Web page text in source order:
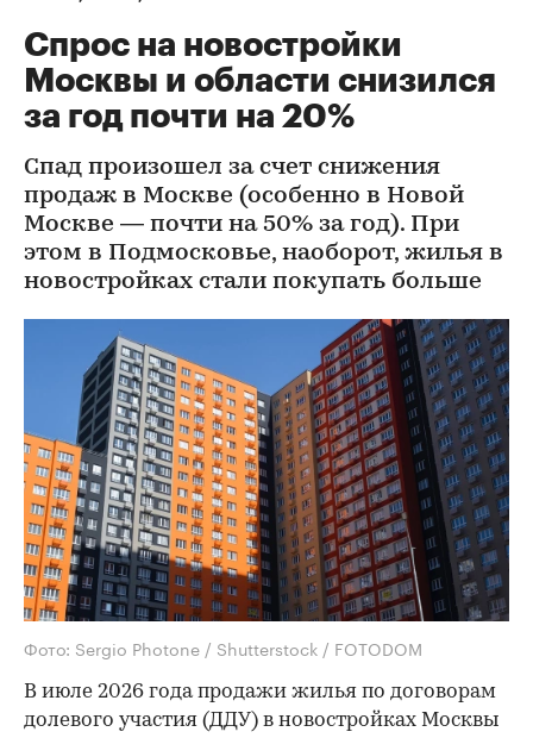
Спрос на новостройки
Москвы и области снизился
за год почти на 20%
Спад произошел за счет снижения
продаж в Москве (особенно в Новой
Москве — почти на 50% за год). При
этом в Подмосковье, наоборот, жилья в
новостройках стали покупать больше
Фото: Sergio Photone / Shutterstock / FOTODOM
В июле 2026 года продажи жилья по договорам
долевого участия (ДДУ) в новостройках Москвы